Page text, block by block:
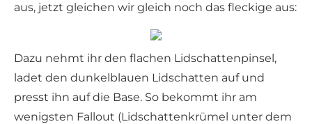
aus, jetzt gleichen wir gleich noch das fleckige aus:
Dazu nehmt ihr den flachen Lidschattenpinsel,
ladet den dunkelblauen Lidschatten auf und
presst ihn auf die Base. So bekommt ihr am
wenigsten Fallout (Lidschattenkrümel unter dem